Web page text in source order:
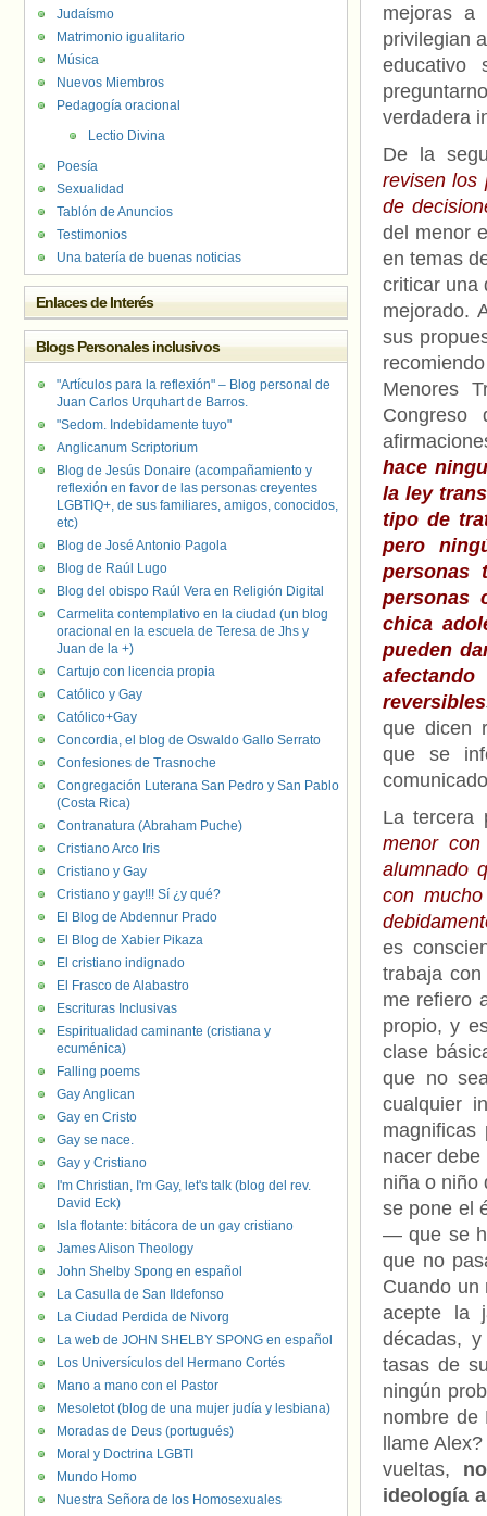
mejoras a
privilegian
educativo
verdadera
De la
revisen los
de
del menor
en temas
criticar una
mejorado.
sus
Menores
hace
la ley
tipo de
pero
personas
personas
chica
pueden
reversibles
que dicen
que se
La tercera
menor
alumnado
con
es
trabaja
me refiero
propio, y
clase
que no
cualquier
nacer
niña o niño
se pone el
— que se
que no
Cuando un
acepte la
décadas,
tasas de
ningún
nombre
llame
vueltas,
ideología
Judaísmo
Matrimonio igualitario
Música
Nuevos Miembros
Pedagogía oracional
Lectio Divina
Poesía
Sexualidad
Tablón de Anuncios
Testimonios
Una batería de buenas noticias
Enlaces de Interés
Blogs Personales inclusivos
"Artículos para la reflexión" – Blog personal de
Juan Carlos Urquhart de Barros.
"Sedom. Indebidamente tuyo"
Anglicanum Scriptorium
Blog de Jesús Donaire (acompañamiento y
reflexión en favor de las personas creyentes
LGBTIQ+, de sus familiares, amigos, conocidos,
etc)
Blog de José Antonio Pagola
Blog de Raúl Lugo
Blog del obispo Raúl Vera en Religión Digital
Carmelita contemplativo en la ciudad (un blog
oracional en la escuela de Teresa de Jhs y
Juan de la +)
Cartujo con licencia propia
Católico y Gay
Católico+Gay
Concordia, el blog de Oswaldo Gallo Serrato
Confesiones de Trasnoche
Congregación Luterana San Pedro y San Pablo
(Costa Rica)
Contranatura (Abraham Puche)
Cristiano Arco Iris
Cristiano y Gay
Cristiano y gay!!! Sí ¿y qué?
El Blog de Abdennur Prado
El Blog de Xabier Pikaza
El cristiano indignado
El Frasco de Alabastro
Escrituras Inclusivas
Espiritualidad caminante (cristiana y
ecuménica)
Falling poems
Gay Anglican
Gay en Cristo
Gay se nace.
Gay y Cristiano
I'm Christian, I'm Gay, let's talk (blog del rev.
David Eck)
Isla flotante: bitácora de un gay cristiano
James Alison Theology
John Shelby Spong en español
La Casulla de San Ildefonso
La Ciudad Perdida de Nivorg
La web de JOHN SHELBY SPONG en español
Los Universículos del Hermano Cortés
Mano a mano con el Pastor
Mesoletot (blog de una mujer judía y lesbiana)
Moradas de Deus (portugués)
Moral y Doctrina LGBTI
Mundo Homo
Nuestra Señora de los Homosexuales